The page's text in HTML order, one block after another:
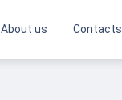
About us Contacts